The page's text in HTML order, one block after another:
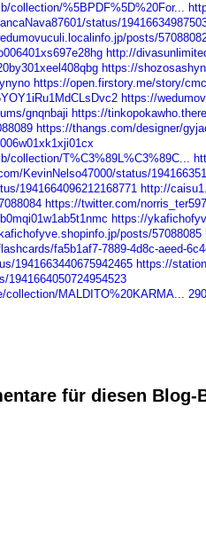
collection/%5BPDF%5D%20For...
status/
posts/
http://
https://
https://open.firstory.me/story/
https://
gnqnbaji https://
https://thangs.com/designer/
collection/T%C3%89L%C3%89C...
KevinNelso47000/status/
1941664096212168771 http://
https://twitter.com/
https://
posts/57088085
fa5b1af7-7889-4d8c-aeed-
1941663440675942465 https://
1941664050724954523
collection/MALDITO%20KARMA...
für diesen Blog-